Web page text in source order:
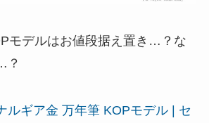
モデルはお値段据え置き…？な
？
ルギア金 万年筆 KOPモデル | セ